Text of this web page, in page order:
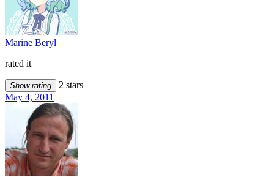
Marine Beryl
rated it
Show rating
2 stars
May 4, 2011